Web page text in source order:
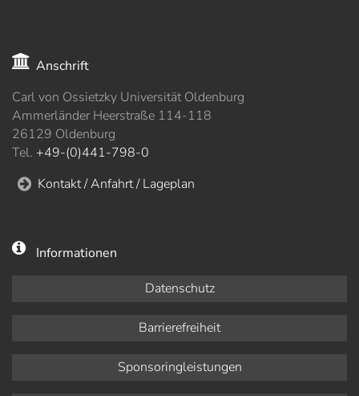
Anschrift
Carl von Ossietzky Universität Oldenburg
Ammerländer Heerstraße 114-118
26129 Oldenburg
Tel. +49-(0)441-798-0
Kontakt / Anfahrt / Lageplan
Informationen
Datenschutz
Barrierefreiheit
Sponsoringleistungen